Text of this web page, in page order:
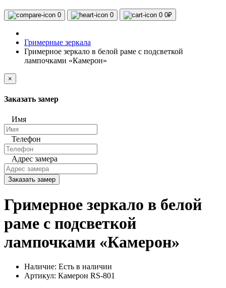
0 0 0 0₽
Гримерные зеркала
Гримерное зеркало в белой раме с подсветкой
лампочками «Камерон»
×
Заказать замер
Имя
Телефон
Адрес замера
Заказать замер
Гримерное зеркало в белой
раме с подсветкой
лампочками «Камерон»
Наличие: Есть в наличии
Артикул: Камерон RS-801